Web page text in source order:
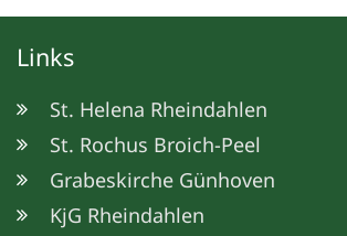
Links
St. Helena Rheindahlen
St. Rochus Broich-Peel
Grabeskirche Günhoven
KjG Rheindahlen